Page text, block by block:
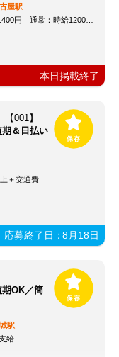
屋駅
：時給1200円～＋交通費全額支給
本日掲載終了
001】
期＆日払い
＋交通費
応募終了日：8月18日
期OK／簡
駅
給